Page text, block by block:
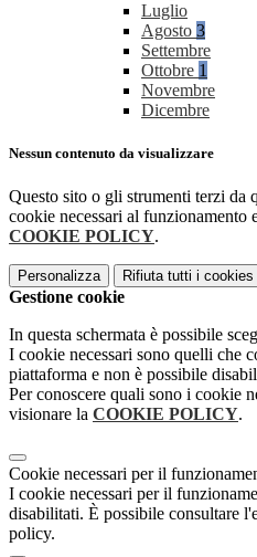
Luglio
Agosto 3
Settembre
Ottobre 1
Novembre
Dicembre
Nessun contenuto da visualizzare
Questo sito o gli strumenti terzi da
cookie necessari al
COOKIE POLICY.
Personalizza Rifiuta tutti i cookies
Gestione cookie
In questa schermata è possibile
I cookie necessari sono quelli che
piattaforma e non è possibile
Per conoscere quali sono i cookie
visionare la COOKIE POLICY.
Cookie necessari per il
I cookie necessari per il
disabilitati. È possibile consultare
policy.